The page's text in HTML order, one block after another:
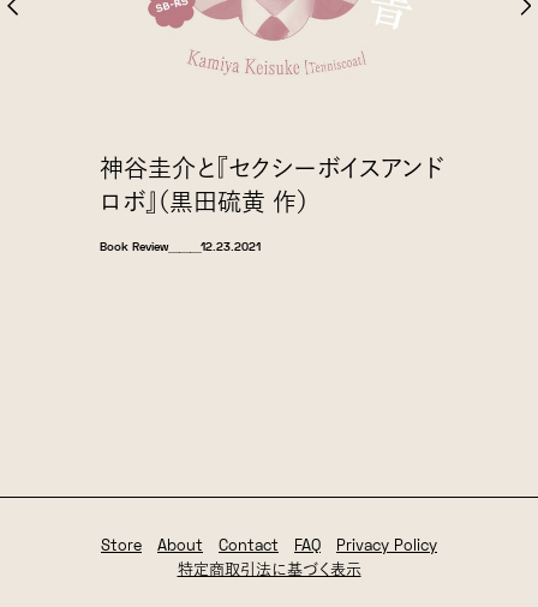
神谷圭介と『セクシーボイスアンド
ロボ』（黒田硫黄 作）
Book Review＿＿＿ 12.23.2021
Store About Contact FAQ
Privacy Policy
特定商取引法に基づく表示